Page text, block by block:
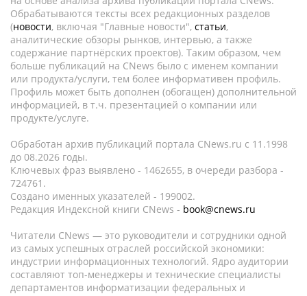
Обрабатываются тексты всех редакционных разделов
(новости, включая "Главные новости", статьи,
аналитические обзоры рынков, интервью, а также
содержание партнёрских проектов). Таким образом, чем
больше публикаций на CNews было с именем компании
или продукта/услуги, тем более информативен профиль.
Профиль может быть дополнен (обогащен) дополнительной
информацией, в т.ч. презентацией о компании или
продукте/услуге.
Обработан архив публикаций портала CNews.ru c 11.1998
до 08.2026 годы.
Ключевых фраз выявлено - 1462655, в очереди разбора -
724761.
Создано именных указателей - 199002.
Редакция Индексной книги CNews - book@cnews.ru
Читатели CNews — это руководители и сотрудники одной
из самых успешных отраслей российской экономики:
индустрии информационных технологий. Ядро аудитории
составляют топ-менеджеры и технические специалисты
департаментов информатизации федеральных и